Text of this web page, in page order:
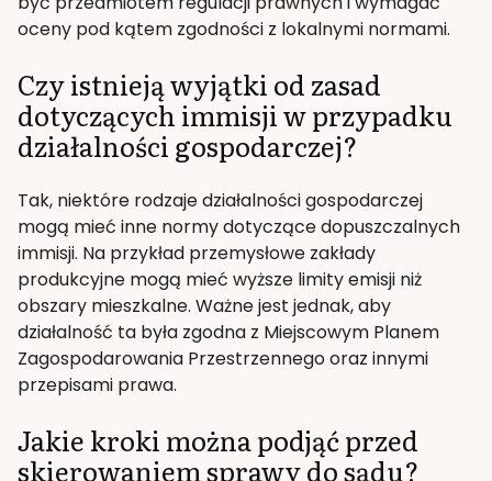
oceny pod kątem zgodności z lokalnymi normami.
Czy istnieją wyjątki od zasad
dotyczących immisji w przypadku
działalności gospodarczej?
Tak, niektóre rodzaje działalności gospodarczej
mogą mieć inne normy dotyczące dopuszczalnych
immisji. Na przykład przemysłowe zakłady
produkcyjne mogą mieć wyższe limity emisji niż
obszary mieszkalne. Ważne jest jednak, aby
działalność ta była zgodna z Miejscowym Planem
Zagospodarowania Przestrzennego oraz innymi
przepisami prawa.
Jakie kroki można podjąć przed
skierowaniem sprawy do sądu?